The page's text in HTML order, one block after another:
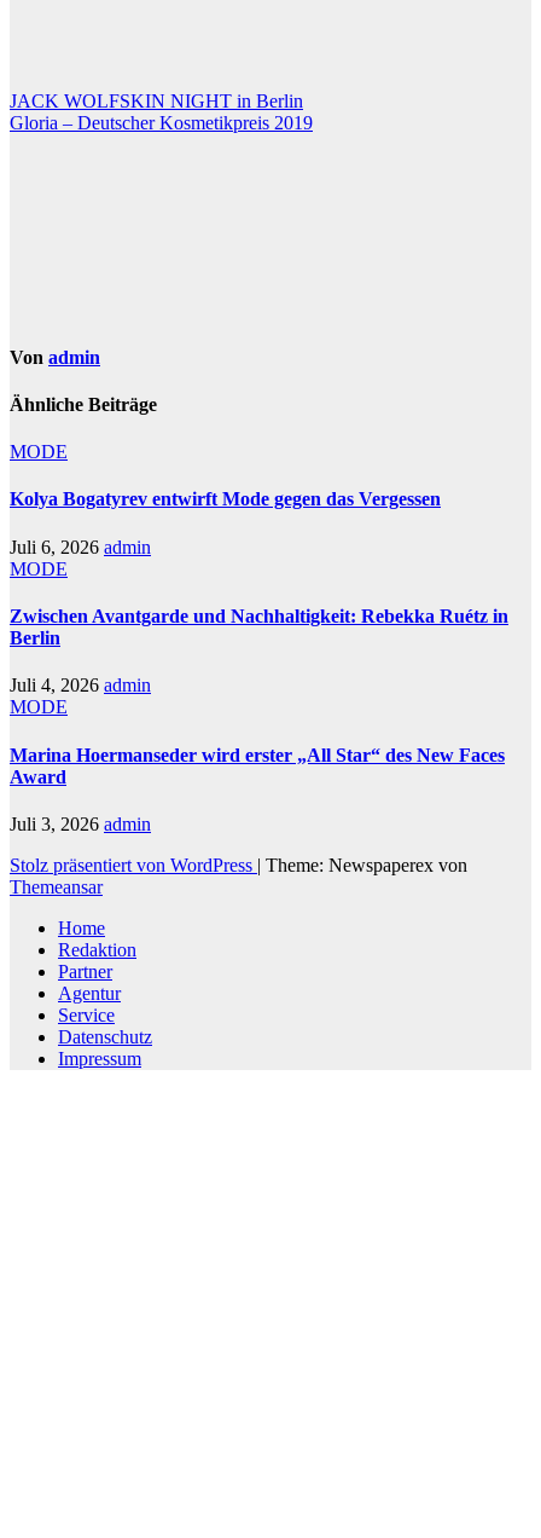
Beitragsnavigation
JACK WOLFSKIN NIGHT in Berlin
Gloria – Deutscher Kosmetikpreis 2019
Von admin
Ähnliche Beiträge
MODE
Kolya Bogatyrev entwirft Mode gegen das Vergessen
Juli 6, 2026 admin
MODE
Zwischen Avantgarde und Nachhaltigkeit: Rebekka Ruétz in
Berlin
Juli 4, 2026 admin
MODE
Marina Hoermanseder wird erster „All Star“ des New Faces
Award
Juli 3, 2026 admin
Stolz präsentiert von WordPress | Theme: Newspaperex von
Themeansar
Home
Redaktion
Partner
Agentur
Service
Datenschutz
Impressum